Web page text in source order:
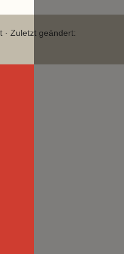
· Zuletzt geändert: